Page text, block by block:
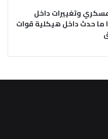
عسكري وتغييرات داخل
ما حدث داخل هيكلية قوات